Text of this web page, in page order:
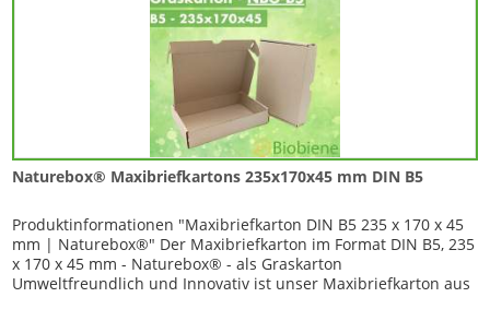
Naturebox® Maxibriefkartons 235x170x45 mm DIN B5
Produktinformationen "Maxibriefkarton DIN B5 235 x 170 x 45
mm | Naturebox®" Der Maxibriefkarton im Format DIN B5, 235
x 170 x 45 mm - Naturebox® - als Graskarton
Umweltfreundlich und Innovativ ist unser Maxibriefkarton aus